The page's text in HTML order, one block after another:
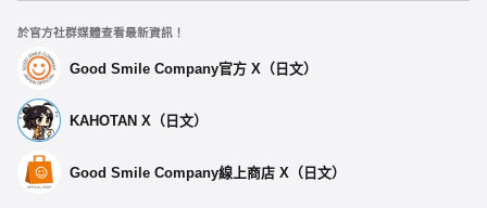
於官方社群媒體查看最新資訊！
Good Smile Company官方 X（日文）
KAHOTAN X（日文）
Good Smile Company線上商店 X（日文）